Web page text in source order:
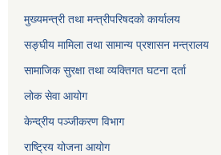
मुख्यमन्त्री तथा मन्त्रीपरिषदको कार्यालय
सङ्घीय मामिला तथा सामान्य प्रशासन मन्त्रालय
सामाजिक सुरक्षा तथा व्यक्तिगत घटना दर्ता
लोक सेवा आयोग
केन्द्रीय पञ्जीकरण विभाग
राष्ट्रिय योजना आयोग